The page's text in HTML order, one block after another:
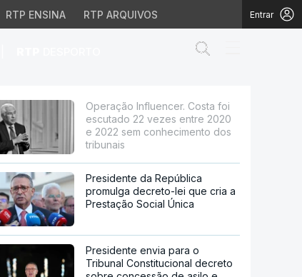
RTP ENSINA RTP ARQUIVOS Entrar
entre 2020 e
Operação Influencer. Costa foi
escutado 22 vezes entre 2020
e 2022 sem conhecimento dos
tribunais
Presidente da República
promulga decreto-lei que cria a
Prestação Social Única
Presidente envia para o
Tribunal Constitucional decreto